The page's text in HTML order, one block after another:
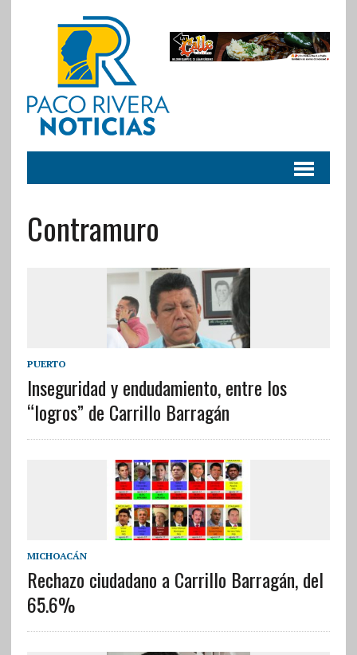
Contramuro
PUERTO
Inseguridad y endudamiento, entre los
“logros” de Carrillo Barragán
MICHOACÁN
Rechazo ciudadano a Carrillo Barragán, del
65.6%